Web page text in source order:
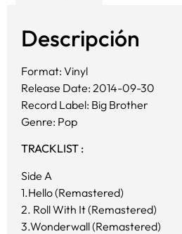
Descripción
Format: Vinyl
Release Date: 2014-09-30
Record Label: Big Brother
Genre: Pop
TRACKLIST :
Side A
1.Hello (Remastered)
2. Roll With It (Remastered)
3.Wonderwall (Remastered)